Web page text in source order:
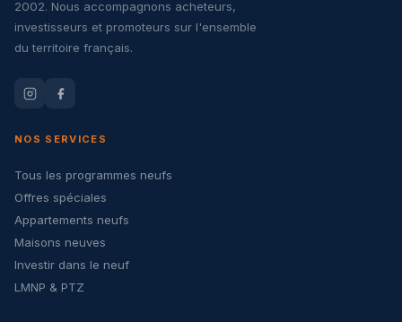
2002. Nous accompagnons acheteurs,
investisseurs et promoteurs sur l'ensemble
du territoire français.
NOS SERVICES
Tous les programmes neufs
Offres spéciales
Appartements neufs
Maisons neuves
Investir dans le neuf
LMNP & PTZ